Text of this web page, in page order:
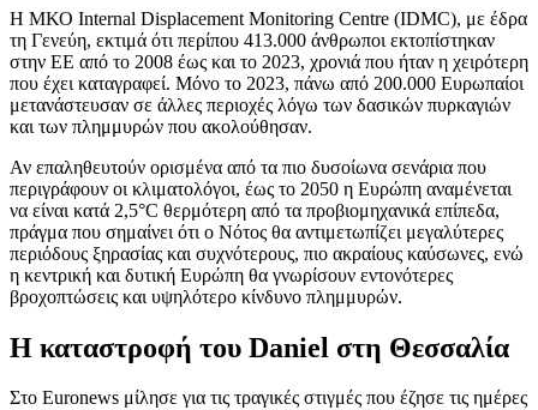
Η ΜΚΟ Internal Displacement Monitoring Centre (IDMC), με έδρα
τη Γενεύη, εκτιμά ότι περίπου 413.000 άνθρωποι εκτοπίστηκαν
στην ΕΕ από το 2008 έως και το 2023, χρονιά που ήταν η χειρότερη
που έχει καταγραφεί. Μόνο το 2023, πάνω από 200.000 Ευρωπαίοι
μετανάστευσαν σε άλλες περιοχές λόγω των δασικών πυρκαγιών
και των πλημμυρών που ακολούθησαν.
Αν επαληθευτούν ορισμένα από τα πιο δυσοίωνα σενάρια που
περιγράφουν οι κλιματολόγοι, έως το 2050 η Ευρώπη αναμένεται
να είναι κατά 2,5°C θερμότερη από τα προβιομηχανικά επίπεδα,
πράγμα που σημαίνει ότι ο Νότος θα αντιμετωπίζει μεγαλύτερες
περιόδους ξηρασίας και συχνότερους, πιο ακραίους καύσωνες, ενώ
η κεντρική και δυτική Ευρώπη θα γνωρίσουν εντονότερες
βροχοπτώσεις και υψηλότερο κίνδυνο πλημμυρών.
Η καταστροφή του Daniel στη Θεσσαλία
Στο Euronews μίλησε για τις τραγικές στιγμές που έζησε τις ημέρες